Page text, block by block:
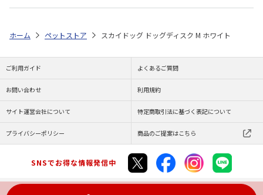
ホーム ペットストア スカイドッグ ドッグディスク M ホワイト
ご利用ガイド よくあるご質問
お問い合わせ 利用規約
サイト運営会社について 特定商取引法に基づく表記について
プライバシーポリシー 商品のご提案はこちら
SNSでお得な情報発信中